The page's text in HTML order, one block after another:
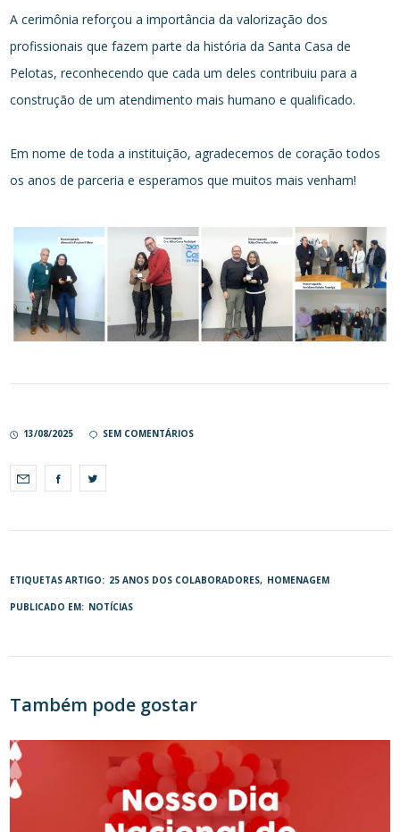
A cerimônia reforçou a importância da valorização dos
profissionais que fazem parte da história da Santa Casa de
Pelotas, reconhecendo que cada um deles contribuiu para a
construção de um atendimento mais humano e qualificado.
Em nome de toda a instituição, agradecemos de coração todos
os anos de parceria e esperamos que muitos mais venham!
13/08/2025 SEM COMENTÁRIOS
ETIQUETAS ARTIGO: 25 ANOS DOS COLABORADORES HOMENAGEM
PUBLICADO EM: NOTÍCIAS
Também pode gostar